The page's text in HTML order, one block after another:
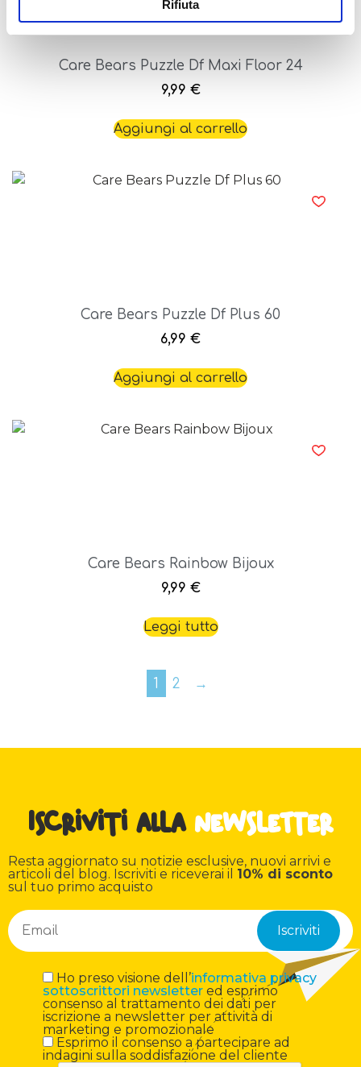
Rifiuta
Care Bears Puzzle Df Maxi Floor 24
9,99 €
Aggiungi al carrello
Care Bears Puzzle Df Plus 60
6,99 €
Aggiungi al carrello
Care Bears Rainbow Bijoux
9,99 €
Leggi tutto
1 2 →
Iscriviti alla newsletter
Resta aggiornato su notizie esclusive, nuovi arrivi e
articoli del blog. Iscriviti e riceverai il 10% di sconto
sul tuo primo acquisto
Ho preso visione dell’informativa privacy
sottoscrittori newslettered esprimo
consenso al trattamento dei dati per
iscrizione a newsletter per attività di
marketing e promozionale
Esprimo il consenso a partecipare ad
indagini sulla soddisfazione del cliente